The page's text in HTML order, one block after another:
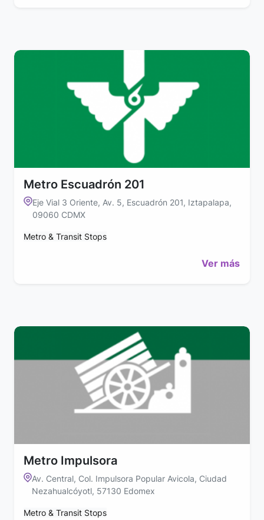
Metro Escuadrón 201
Eje Vial 3 Oriente, Av. 5, Escuadrón 201, Iztapalapa,
09060 CDMX
Metro & Transit Stops
Ver más
Metro Impulsora
Av. Central, Col. Impulsora Popular Avicola, Ciudad
Nezahualcóyotl, 57130 Edomex
Metro & Transit Stops